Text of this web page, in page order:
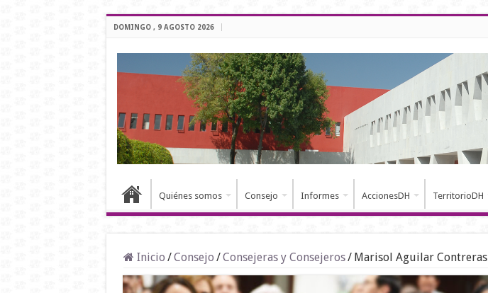
DOMINGO , 9 AGOSTO 2026
Quiénes somos Consejo Informes AccionesDH TerritorioDH
Inicio /Consejo /Consejeras y Consejeros/ Marisol Aguilar Contreras